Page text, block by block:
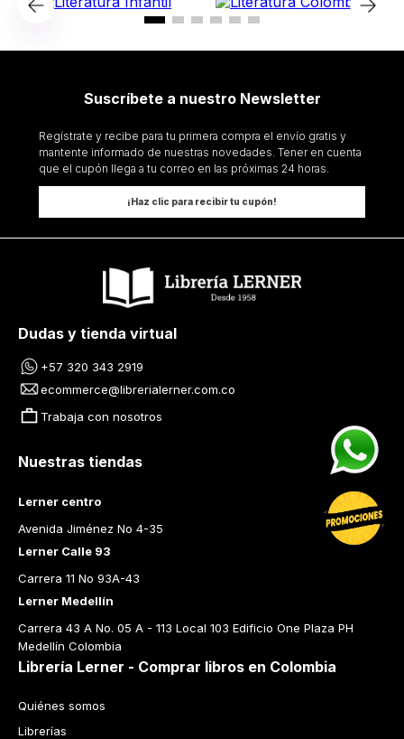
Suscríbete a nuestro Newsletter
Regístrate y recibe para tu primera compra el envío gratis y
mantente informado de nuestras novedades. Tener en cuenta
que el cupón llega a tu correo en las próximas 24 horas.
¡Haz clic para recibir tu cupón!
Dudas y tienda virtual
+57 320 343 2919
ecommerce@librerialerner.com.co
Trabaja con nosotros
Nuestras tiendas
Lerner centro
Avenida Jiménez No 4-35
Lerner Calle 93
Carrera 11 No 93A-43
Lerner Medellín
Carrera 43 A No. 05 A - 113 Local 103 Edificio One Plaza PH
Medellín Colombia
Librería Lerner - Comprar libros en Colombia
Quiénes somos
Librerías